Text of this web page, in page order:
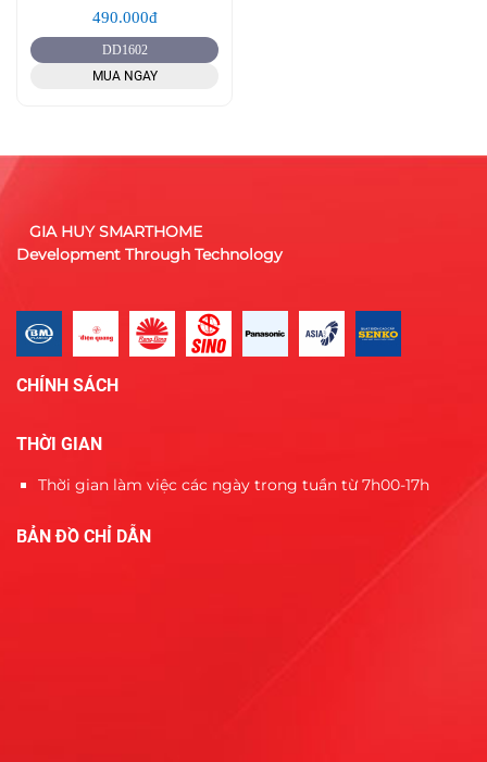
490.000đ
DD1602
MUA NGAY
GIA HUY SMARTHOME
Development Through Technology
CHÍNH SÁCH
THỜI GIAN
Thời gian làm việc các ngày trong tuần từ 7h00-17h
BẢN ĐỒ CHỈ DẪN